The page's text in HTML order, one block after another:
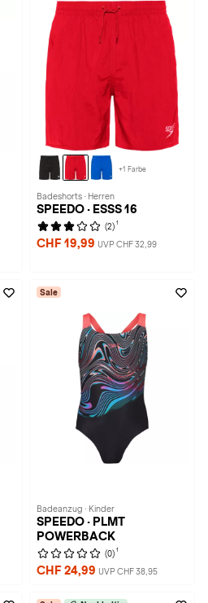
+1 Farbe
Badeshorts · Herren
SPEEDO · ESSS 16
(2) 1
CHF 19,99 UVP CHF 32,99
Sale
Badeanzug · Kinder
SPEEDO · PLMT
POWERBACK
(0) 1
CHF 24,99 UVP CHF 38,95